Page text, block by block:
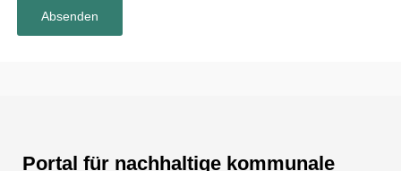
Portal für nachhaltige kommunale